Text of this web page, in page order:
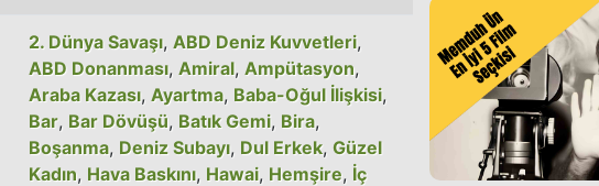
2. Dünya Savaşı, ABD Deniz Kuvvetleri,
ABD Donanması, Amiral, Ampütasyon,
Araba Kazası, Ayartma, Baba-Oğul İlişkisi,
Bar, Bar Dövüşü, Batık Gemi, Bira,
Boşanma, Deniz Subayı, Dul Erkek, Güzel
Kadın, Hava Baskını, Hawai, Hemşire, İç